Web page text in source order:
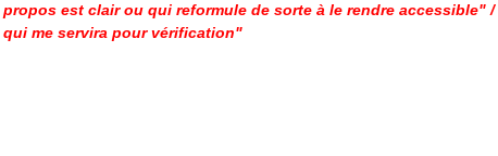
est clair ou qui reformule de sorte à le rendre accessible"
me servira pour vérification"